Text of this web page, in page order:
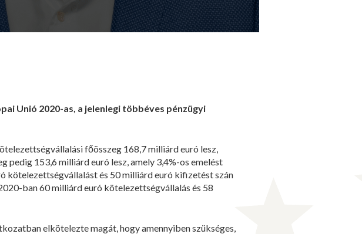
Unió 2020-as, a jelenlegi többéves pénzügyi
főösszeg 168,7 milliárd euró lesz,
pedig 153,6 milliárd euró lesz, amely 3,4%-os emelést
kötelezettségvállalást és 50 milliárd euró kifizetést szán
ban 60 milliárd euró kötelezettségvállalás és 58
elkötelezte magát, hogy amennyiben szükséges,